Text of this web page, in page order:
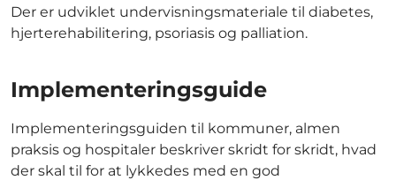
Der er udviklet undervisningsmateriale til diabetes,
hjerterehabilitering, psoriasis og palliation.
Implementeringsguide
Implementeringsguiden til kommuner, almen
praksis og hospitaler beskriver skridt for skridt, hvad
der skal til for at lykkedes med en god